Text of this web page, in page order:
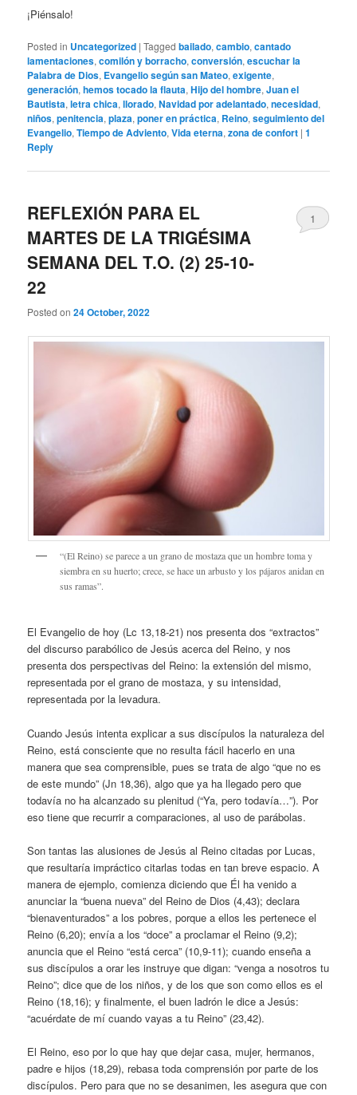
¡Piénsalo!
Posted in Uncategorized |Tagged bailado,cambio,cantado
lamentaciones,comilón y borracho,conversión,escuchar la
Palabra de Dios, Evangelio según san Mateo,exigente,
generación,hemos tocado la flauta,Hijo del hombre,Juan el
Bautista,letra chica,llorado,Navidad por adelantado,necesidad,
niños,penitencia,plaza,poner en práctica, Reino,seguimiento del
Evangelio,Tiempo de Adviento,Vida eterna,zona de confort |1
Reply
REFLEXIÓN PARA EL
MARTES DE LA TRIGÉSIMA
SEMANA DEL T.O. (2) 25-10-
22
Posted on24 October, 2022
1
“(El Reino) se parece a un grano de mostaza que un hombre toma y
siembra en su huerto; crece, se hace un arbusto y los pájaros anidan en
sus ramas”.
El Evangelio de hoy (Lc 13,18-21) nos presenta dos “extractos”
del discurso parabólico de Jesús acerca del Reino, y nos
presenta dos perspectivas del Reino: la extensión del mismo,
representada por el grano de mostaza, y su intensidad,
representada por la levadura.
Cuando Jesús intenta explicar a sus discípulos la naturaleza del
Reino, está consciente que no resulta fácil hacerlo en una
manera que sea comprensible, pues se trata de algo “que no es
de este mundo” (Jn 18,36), algo que ya ha llegado pero que
todavía no ha alcanzado su plenitud (“Ya, pero todavía…”). Por
eso tiene que recurrir a comparaciones, al uso de parábolas.
Son tantas las alusiones de Jesús al Reino citadas por Lucas,
que resultaría impráctico citarlas todas en tan breve espacio. A
manera de ejemplo, comienza diciendo que Él ha venido a
anunciar la “buena nueva” del Reino de Dios (4,43); declara
“bienaventurados” a los pobres, porque a ellos les pertenece el
Reino (6,20); envía a los “doce” a proclamar el Reino (9,2);
anuncia que el Reino “está cerca” (10,9-11); cuando enseña a
sus discípulos a orar les instruye que digan: “venga a nosotros tu
Reino”; dice que de los niños, y de los que son como ellos es el
Reino (18,16); y finalmente, el buen ladrón le dice a Jesús:
“acuérdate de mí cuando vayas a tu Reino” (23,42).
El Reino, eso por lo que hay que dejar casa, mujer, hermanos,
padre e hijos (18,29), rebasa toda comprensión por parte de los
discípulos. Pero para que no se desanimen, les asegura que con